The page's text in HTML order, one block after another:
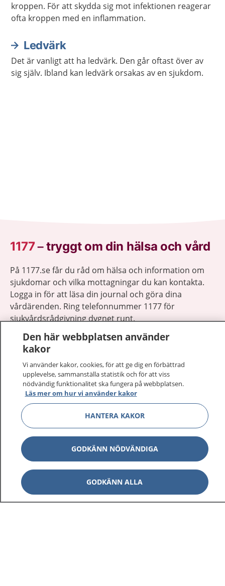
kroppen. För att skydda sig mot infektionen reagerar
ofta kroppen med en inflammation.
Ledvärk
Det är vanligt att ha ledvärk. Den går oftast över av
sig själv. Ibland kan ledvärk orsakas av en sjukdom.
1177–tryggt om din hälsa och vård
På 1177.se får du råd om hälsa och information om
sjukdomar och vilka mottagningar du kan kontakta.
Logga in för att läsa din journal och göra dina
vårdärenden. Ring telefonnummer 1177 för
sjukvårdsrådgivning dygnet runt.
1177 ger dig råd när du vill må bättre.
1177 på flera språk
Om 1177 Visa
Kontakt Visa
Behandling av personuppgifter
Den här webbplatsen använder
kakor
Vi använder kakor, cookies, för att ge dig en förbättrad
upplevelse, sammanställa statistik och för att viss
nödvändig funktionalitet ska fungera på webbplatsen.
Läs mer om hur vi använder kakor
HANTERA KAKOR
GODKÄNN NÖDVÄNDIGA
GODKÄNN ALLA